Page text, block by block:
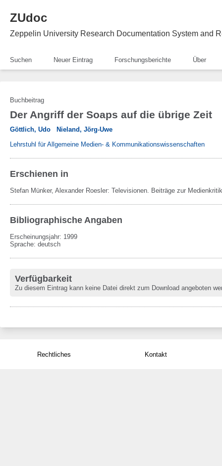
ZUdoc
Zeppelin University Research Documentation System and
Suchen Neuer Eintrag Forschungsberichte Über
Buchbeitrag
Der Angriff der Soaps auf die übrige Zeit
Göttlich, Udo
Nieland, Jörg-Uwe
Lehrstuhl für Allgemeine Medien- & Kommunikationswissenschaften
Erschienen in
Stefan Münker, Alexander Roesler: Televisionen. Beiträge zur
Bibliographische Angaben
Erscheinungsjahr: 1999
Sprache: deutsch
Verfügbarkeit
Zu diesem Eintrag kann keine Datei direkt zum Download angeboten
Rechtliches Kontakt